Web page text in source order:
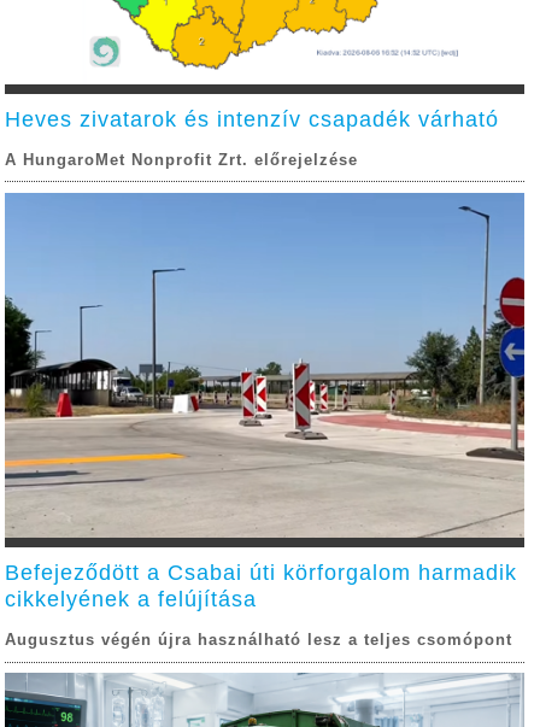
Heves zivatarok és intenzív csapadék várható
A HungaroMet Nonprofit Zrt. előrejelzése
Befejeződött a Csabai úti körforgalom harmadik
cikkelyének a felújítása
Augusztus végén újra használható lesz a teljes csomópont